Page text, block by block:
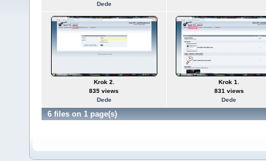
Dede
Krok 2.
835 views
Dede
Krok 1.
831 views
Dede
6 files on 1 page(s)